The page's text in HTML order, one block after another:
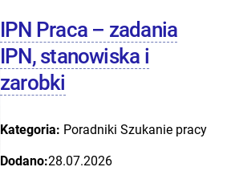
IPN Praca – zadania
IPN, stanowiska i
zarobki
Kategoria: Poradniki Szukanie pracy
Dodano:28.07.2026